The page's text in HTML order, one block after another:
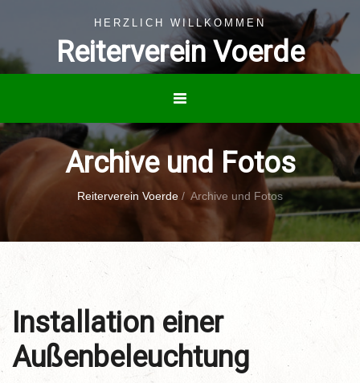
HERZLICH WILLKOMMEN
Reiterverein Voerde
Archive und Fotos
Reiterverein Voerde / Archive und Fotos
Installation einer
Außenbeleuchtung